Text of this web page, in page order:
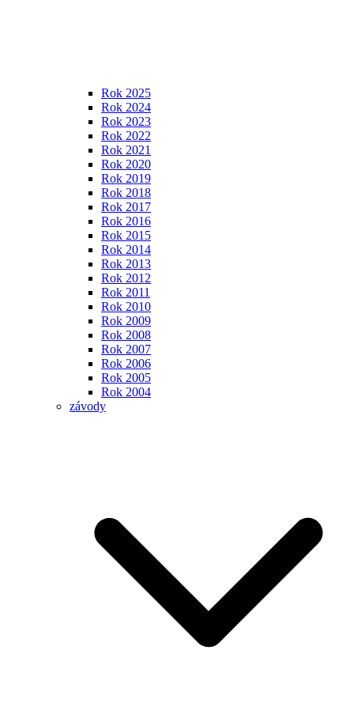
Rok 2025
Rok 2024
Rok 2023
Rok 2022
Rok 2021
Rok 2020
Rok 2019
Rok 2018
Rok 2017
Rok 2016
Rok 2015
Rok 2014
Rok 2013
Rok 2012
Rok 2011
Rok 2010
Rok 2009
Rok 2008
Rok 2007
Rok 2006
Rok 2005
Rok 2004
závody